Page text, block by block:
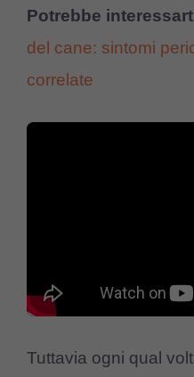
Potrebbe
del cane: sintomi
correlate
Tuttavia ogni qual